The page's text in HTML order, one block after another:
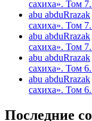
сахиха». Том
abu abduRrazak
сахиха». Том
abu abduRrazak
сахиха». Том
abu abduRrazak
сахиха». Том
abu abduRrazak
сахиха». Том
Последние